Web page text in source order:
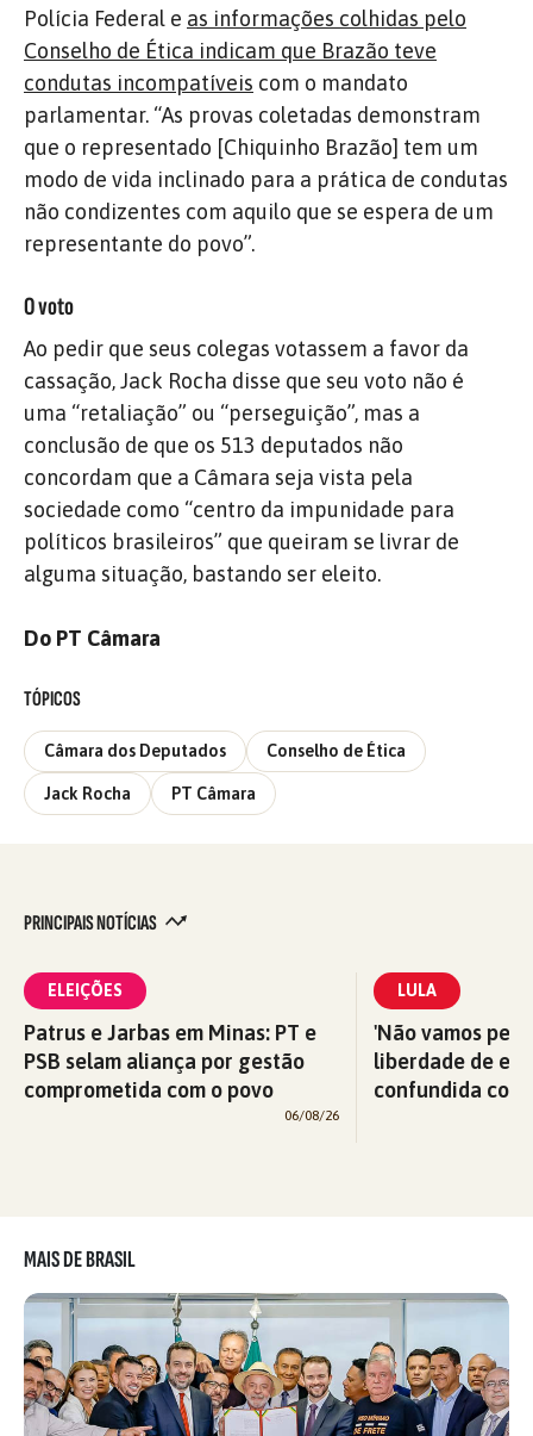
Polícia Federal e as informações colhidas pelo
Conselho de Ética indicam que Brazão teve
condutas incompatíveis com o mandato
parlamentar. “As provas coletadas demonstram
que o representado [Chiquinho Brazão] tem um
modo de vida inclinado para a prática de condutas
não condizentes com aquilo que se espera de um
representante do povo”.
O voto
Ao pedir que seus colegas votassem a favor da
cassação, Jack Rocha disse que seu voto não é
uma “retaliação” ou “perseguição”, mas a
conclusão de que os 513 deputados não
concordam que a Câmara seja vista pela
sociedade como “centro da impunidade para
políticos brasileiros” que queiram se livrar de
alguma situação, bastando ser eleito.
Do PT Câmara
TÓPICOS
Câmara dos Deputados Conselho de Ética
Jack Rocha PT Câmara
PRINCIPAIS NOTÍCIAS
ELEIÇÕES
Patrus e Jarbas em Minas: PT e
PSB selam aliança por gestão
comprometida com o povo
06/08/26
LULA
'Não vamos
liberdade de
confundida
MAIS DE BRASIL